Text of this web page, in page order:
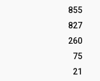
855
827
260
75
21